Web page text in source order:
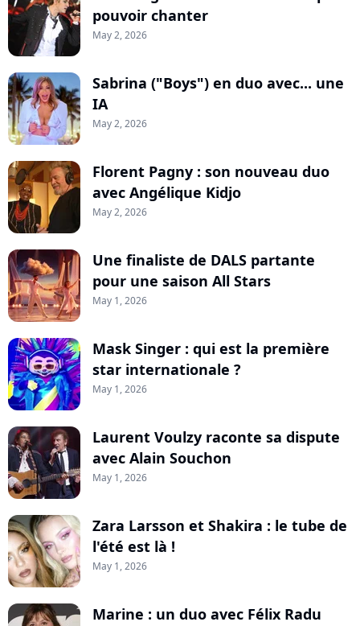
pouvoir chanter
May 2, 2026
Sabrina ("Boys") en duo avec... une
IA
May 2, 2026
Florent Pagny : son nouveau duo
avec Angélique Kidjo
May 2, 2026
Une finaliste de DALS partante
pour une saison All Stars
May 1, 2026
Mask Singer : qui est la première
star internationale ?
May 1, 2026
Laurent Voulzy raconte sa dispute
avec Alain Souchon
May 1, 2026
Zara Larsson et Shakira : le tube de
l'été est là !
May 1, 2026
Marine : un duo avec Félix Radu